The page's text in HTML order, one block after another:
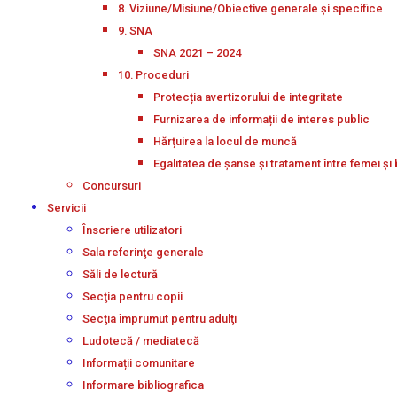
8. Viziune/Misiune/Obiective generale și specifice
9. SNA
SNA 2021 – 2024
10. Proceduri
Protecția avertizorului de integritate
Furnizarea de informații de interes public
Hărțuirea la locul de muncă
Egalitatea de șanse și tratament între femei și
Concursuri
Servicii
Înscriere utilizatori
Sala referinţe generale
Săli de lectură
Secţia pentru copii
Secţia împrumut pentru adulţi
Ludotecă / mediatecă
Informații comunitare
Informare bibliografica